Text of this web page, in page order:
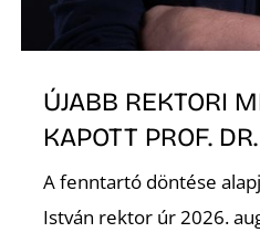
ÚJABB REKTORI
KAPOTT PROF.
A fenntartó döntése
István rektor úr 2026.